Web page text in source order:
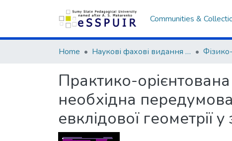
Communities &
Home Наукові фахові видання СумДПУ
Практико-
необхідна
евклідової геометрії